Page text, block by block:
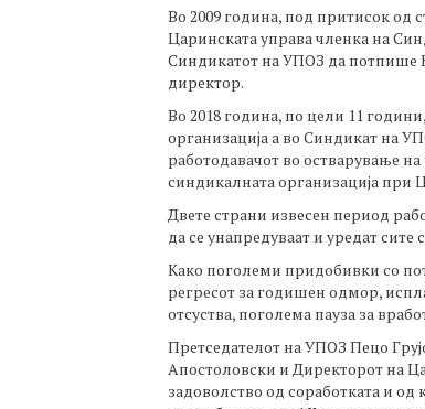
Во 2009 година, под притисок од
Царинската управа членка на
Синдикатот на УПОЗ да потпише
директор.
Во 2018 година, по цели 11
организација а во Синдикат на
работодавачот во остварување
синдикалната организација при
Двете страни извесен период
да се унапредуваат и уредат
Како поголеми придобивки со
регресот за годишен одмор,
отсуства, поголема пауза за
Претседателот на УПОЗ Пецо
Апостоловски и Директорот на
задоволство од соработката и